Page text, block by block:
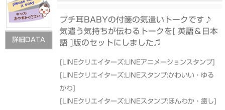
詳細DATA
プチ耳BABYの付箋の気遣いトークです♪
気遣う気持ちが伝わるトークを[ 英語＆日本
語 ]版のセットにしました♫
[ LINEクリエイターズ:LINEアニメーションスタンプ]
[ LINEクリエイターズ:LINEスタンプ:かわいい・ゆる
かわ]
[ LINEクリエイターズ:LINEスタンプ:ほんわか・癒し]